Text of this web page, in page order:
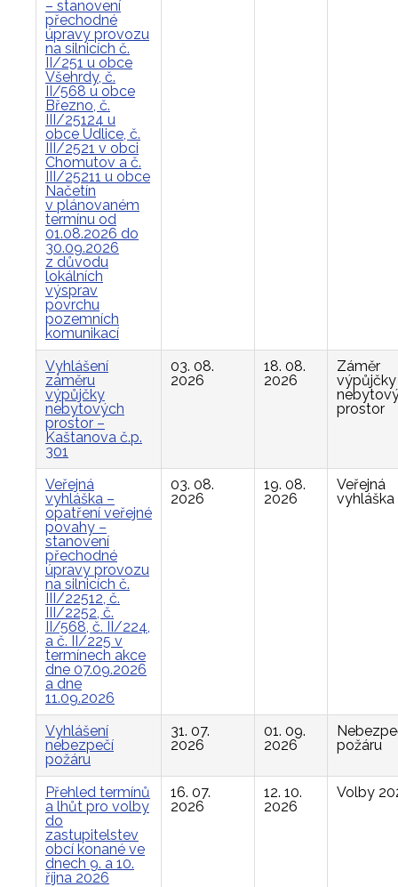
– stanovení
přechodné
úpravy provozu
na silnicích č.
II/251 u obce
Všehrdy, č.
II/568 u obce
Březno, č.
III/25124 u
obce Údlice, č.
III/2521 v obci
Chomutov a č.
III/25211 u obce
Načetín
v plánovaném
termínu od
01.08.2026 do
30.09.2026
z důvodu
lokálních
výsprav
povrchu
pozemních
komunikací
Vyhlášení
záměru
výpůjčky
nebytových
prostor –
Kaštanova č.p.
301
03. 08.
2026
18. 08.
2026
Záměr
výpůjčky
prostor
Veřejná
vyhláška –
opatření veřejné
povahy –
stanovení
přechodné
úpravy provozu
na silnicích č.
III/22512, č.
III/2252, č.
II/568, č. II/224,
a č. II/225 v
termínech akce
dne 07.09.2026
a dne
11.09.2026
03. 08.
2026
19. 08.
2026
Veřejná
vyhláška
Vyhlášení
nebezpečí
požáru
31. 07.
2026
01. 09.
2026
požáru
Přehled termínů
a lhůt pro volby
do
zastupitelstev
obcí konané ve
dnech 9. a 10.
října 2026
16. 07.
2026
12. 10.
2026
Volby